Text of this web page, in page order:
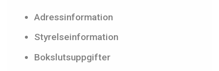
Adressinformation
Styrelseinformation
Bokslutsuppgifter